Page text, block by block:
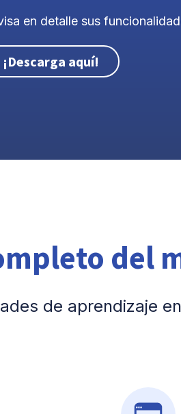
en detalle sus
¡Descarga aquí!
de aprendizaje